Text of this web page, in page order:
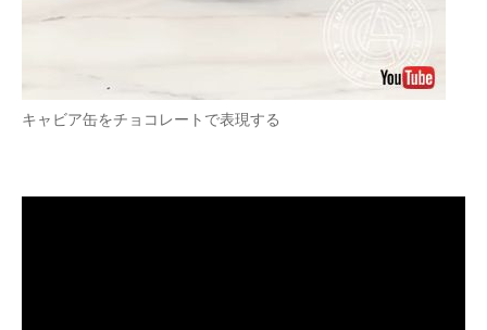
モノづくり技術者専門サイト
電子設計の基本と応用
キャビア缶をチョコレートで表現する